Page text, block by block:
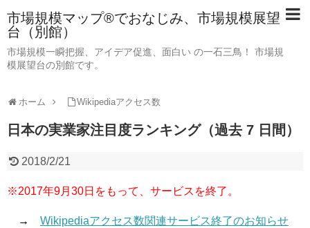
市場規模マップ®でおなじみ、市場規模展望
台（別館）
市場規模一瞬把握、アイデア促進、面白い の一石三鳥！ 市場規
模展望台の別館です。
ホーム Wikipediaアクセス数
日本の実業家注目度ランキング（過去 7 日間）
2018/2/21
※2017年9月30日をもって、サービスを終了。
→ Wikipediaアクセス数関連サービス終了のお知らせ